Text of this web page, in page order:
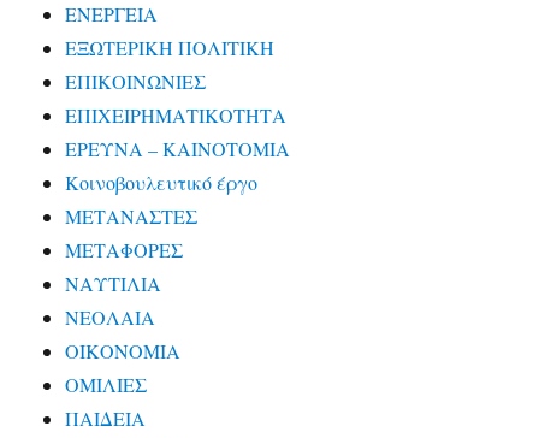
ΕΝΕΡΓΕΙΑ
ΕΞΩΤΕΡΙΚΗ ΠΟΛΙΤΙΚΗ
ΕΠΙΚΟΙΝΩΝΙΕΣ
ΕΠΙΧΕΙΡΗΜΑΤΙΚΟΤΗΤΑ
ΕΡΕΥΝΑ – ΚΑΙΝΟΤΟΜΙΑ
Κοινοβουλευτικό έργο
ΜΕΤΑΝΑΣΤΕΣ
ΜΕΤΑΦΟΡΕΣ
ΝΑΥΤΙΛΙΑ
ΝΕΟΛΑΙΑ
ΟΙΚΟΝΟΜΙΑ
ΟΜΙΛΙΕΣ
ΠΑΙΔΕΙΑ